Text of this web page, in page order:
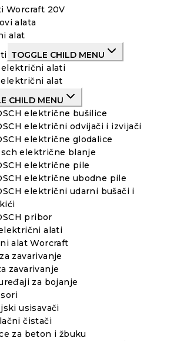
Worcraft 20V
alata
alat
TOGGLE CHILD MENU
električni alati
električni alat
CHILD MENU
električne bušilice
električni odvijači i izvijači
električne glodalice
električne blanje
električne pile
električne ubodne pile
električni udarni bušači i
pribor
alati
alat Worcraft
zavarivanje
zavarivanje
za bojanje
usisavači
čistači
za beton i žbuku